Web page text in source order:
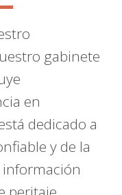
gabinete
en
dedicado a
y de la
información